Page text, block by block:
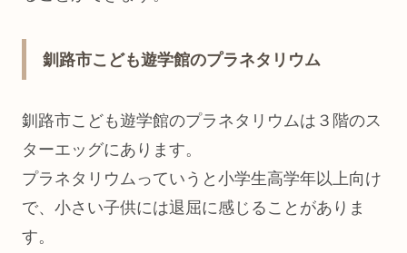
釧路市こども遊学館のプラネタリウム
釧路市こども遊学館のプラネタリウムは３階のス
ターエッグにあります。
プラネタリウムっていうと小学生高学年以上向け
で、小さい子供には退屈に感じることがありま
す。